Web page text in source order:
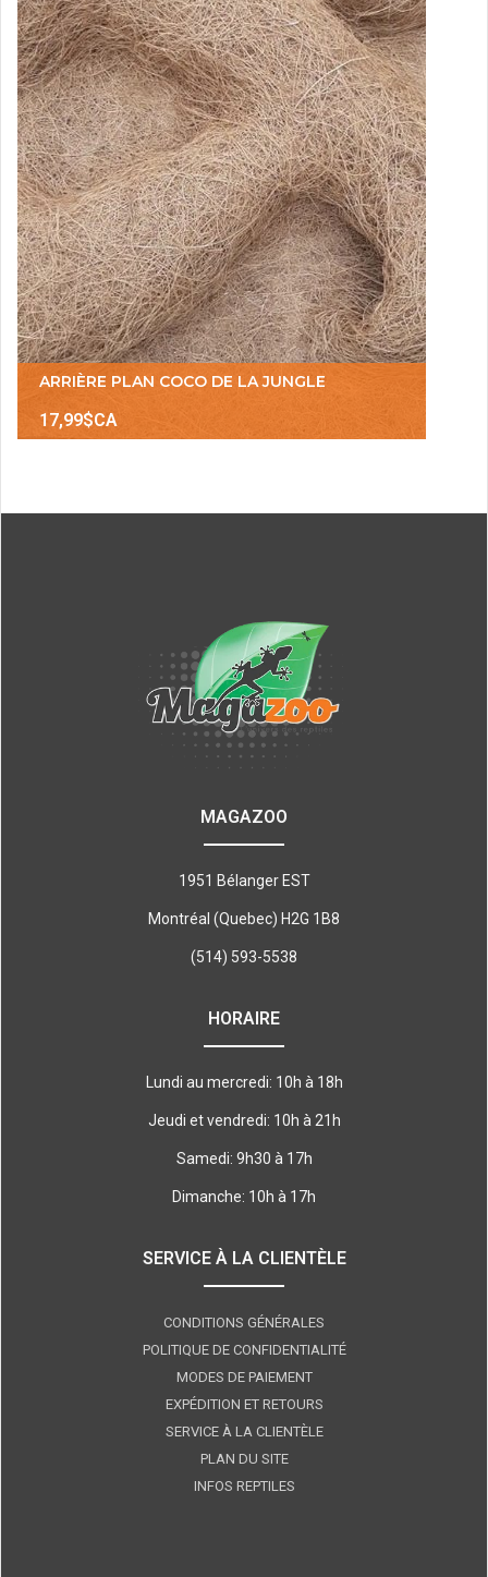
ARRIÈRE PLAN COCO DE LA JUNGLE
17,99$CA
MAGAZOO
1951 Bélanger EST
Montréal (Quebec) H2G 1B8
(514) 593-5538
HORAIRE
Lundi au mercredi: 10h à 18h
Jeudi et vendredi: 10h à 21h
Samedi: 9h30 à 17h
Dimanche: 10h à 17h
SERVICE À LA CLIENTÈLE
CONDITIONS GÉNÉRALES
POLITIQUE DE CONFIDENTIALITÉ
MODES DE PAIEMENT
EXPÉDITION ET RETOURS
SERVICE À LA CLIENTÈLE
PLAN DU SITE
INFOS REPTILES